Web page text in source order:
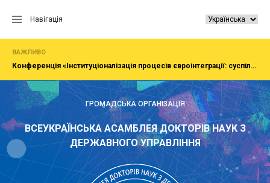
Навігація
ВАЖЛИВО
Конференція «Інституціоналізація процесів євроінтеграції: суспільство, економіка, адміністрування»
ГРОМАДСЬКА ОРГАНІЗАЦІЯ
ВСЕУКРАЇНСЬКА АСАМБЛЕЯ ДОКТОРІВ НАУК З
ДЕРЖАВНОГО УПРАВЛІННЯ